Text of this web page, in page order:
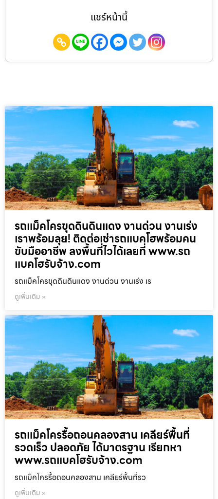
แชร์หน้านี้
รถแม็คโครขุดดินดินแดง งานด่วน งานเร่ง
เราพร้อมลุย! ติดต่อเช่ารถแบคโฮพร้อมคน
ขับมืออาชีพ ลงพื้นที่ไวได้เลยที่ www.รถ
แบคโฮรับจ้าง.com
รถแม็คโครขุดดินดินแดง งานด่วน งานเร่ง เร
ดูเพิ่มเติม »
รถแม็คโครรื้อถอนคลองสาน เคลียร์พื้นที่
รวดเร็ว ปลอดภัย ได้มาตรฐาน เรียกหา
www.รถแบคโฮรับจ้าง.com
รถแม็คโครรื้อถอนคลองสาน เคลียร์พื้นที่รว
ดูเพิ่มเติม »